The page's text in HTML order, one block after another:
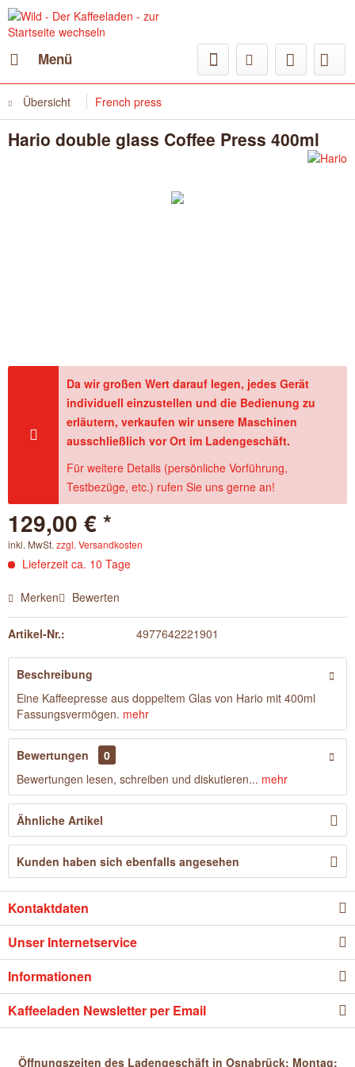
Menü
Übersicht French press
Hario double glass Coffee Press 400ml
Da wir großen Wert darauf legen, jedes Gerät
individuell einzustellen und die Bedienung zu
erläutern, verkaufen wir unsere Maschinen
ausschließlich vor Ort im Ladengeschäft.
Für weitere Details (persönliche Vorführung,
Testbezüge, etc.) rufen Sie uns gerne an!
129,00 € *
inkl. MwSt. zzgl. Versandkosten
Lieferzeit ca. 10 Tage
Merken Bewerten
Artikel-Nr.: 4977642221901
Beschreibung
Eine Kaffeepresse aus doppeltem Glas von Hario mit 400ml
Fassungsvermögen. mehr
Bewertungen
0
Bewertungen lesen, schreiben und diskutieren... mehr
Ähnliche Artikel
Kunden haben sich ebenfalls angesehen
Kontaktdaten
Unser Internetservice
Informationen
Kaffeeladen Newsletter per Email
Öffnungszeiten des Ladengeschäft in Osnabrück: Montag: